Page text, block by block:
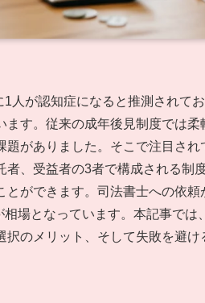
人が認知症になると推測されて
ます。従来の成年後見制度では
題がありました。そこで注目され
者、受益者の3者で構成される制
とができます。司法書士への依
場となっています。本記事で
択のメリット、そして失敗を避